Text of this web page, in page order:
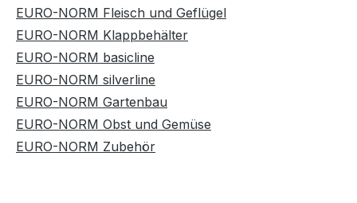
EURO-NORM Fleisch und Geflügel
EURO-NORM Klappbehälter
EURO-NORM basicline
EURO-NORM silverline
EURO-NORM Gartenbau
EURO-NORM Obst und Gemüse
EURO-NORM Zubehör